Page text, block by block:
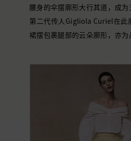
腰身的伞摆廓形大行其道，成为
第二代传人Gigliola Curiel在此
裙摆包裹腿部的云朵廓形，亦